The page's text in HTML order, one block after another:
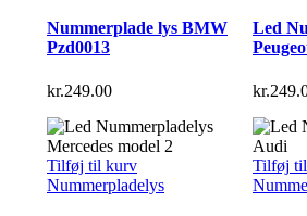
Nummerplade lys BMW
Pzd0013
kr.249.00
Led
kr.
Tilføj til kurv
Nummerpladelys
Tilføj